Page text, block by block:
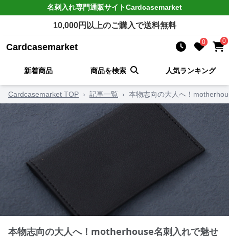
名刺入れ専門通販サイトCardcasemarket
10,000円以上のご購入で送料無料
Cardcasemarket 0 0
新着商品 商品を検索 人気ランキング
Cardcasemarket TOP › 記事一覧 › 本物志向の大人へ！
本物志向の大人へ！motherhouse名刺入れで魅せ